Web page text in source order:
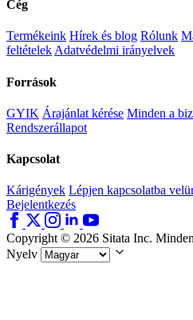
Cég
Termékeink Hírek és blog Rólunk
feltételekAdatvédelmi irányelvek
Források
GYIK Árajánlat kérése Minden a
Rendszerállapot
Kapcsolat
Kárigények Lépjen kapcsolatba
Bejelentkezés
Copyright © 2026 Sitata Inc.
Nyelv